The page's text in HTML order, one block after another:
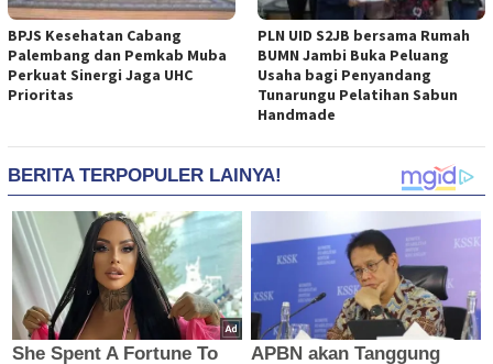
BPJS Kesehatan Cabang
Palembang dan Pemkab Muba
Perkuat Sinergi Jaga UHC
Prioritas
PLN UID S2JB bersama Rumah
BUMN Jambi Buka Peluang
Usaha bagi Penyandang
Tunarungu Pelatihan Sabun
Handmade